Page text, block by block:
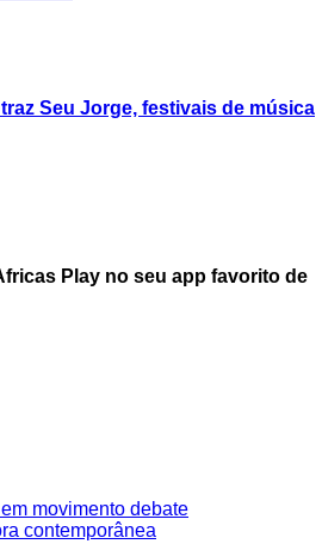
Seu Jorge, festivais de música
Play no seu app favorito de